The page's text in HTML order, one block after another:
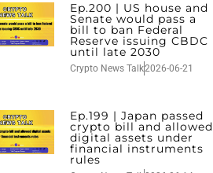
Ep.200 | US house and
Senate would pass a
bill to ban Federal
Reserve issuing CBDC
until late 2030
Crypto News Talk2026-06-21
Ep.199 | Japan passed
crypto bill and allowed
digital assets under
financial instruments
rules